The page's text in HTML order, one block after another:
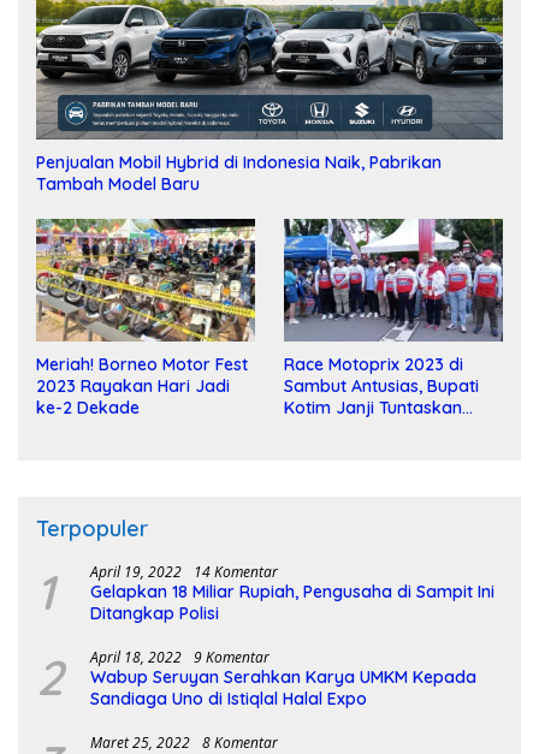
Penjualan Mobil Hybrid di Indonesia Naik, Pabrikan
Tambah Model Baru
Meriah! Borneo Motor Fest
2023 Rayakan Hari Jadi
ke-2 Dekade
Race Motoprix 2023 di
Sambut Antusias, Bupati
Kotim Janji Tuntaskan
Terpopuler
1 April 19, 2022 14 Komentar
Gelapkan 18 Miliar Rupiah, Pengusaha di Sampit Ini
Ditangkap Polisi
2 April 18, 2022 9 Komentar
Wabup Seruyan Serahkan Karya UMKM Kepada
Sandiaga Uno di Istiqlal Halal Expo
Maret 25, 2022 8 Komentar